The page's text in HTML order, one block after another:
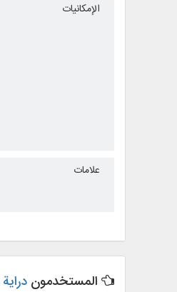
الإمكانيات
علامات
المستخدمون